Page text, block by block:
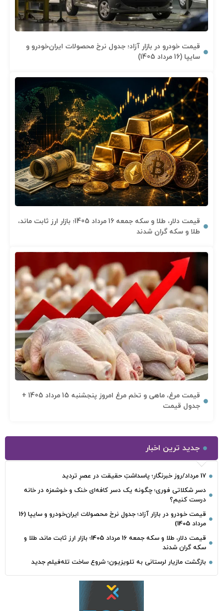
قیمت خودرو در بازار آزاد؛ جدول نرخ محصولات ایران‌خودرو و
سایپا (16 مرداد 1405)
قیمت دلار، طلا و سکه جمعه 16 مرداد 1405؛ بازار ارز ثابت ماند،
طلا و سکه گران شدند
قیمت مرغ، ماهی و تخم مرغ امروز پنجشنبه 15 مرداد 1405 +
جدول قیمت
جدید ترین اخبار
17 مرداد/روز خبرنگار؛ پاسداشتِ حقیقت در عصرِ تردید
دسر شکلاتی فوری؛ چگونه یک دسر کافه‌ای خنک و خوشمزه در خانه
درست کنیم؟
قیمت خودرو در بازار آزاد؛ جدول نرخ محصولات ایران‌خودرو و سایپا (16
مرداد 1405)
قیمت دلار، طلا و سکه جمعه 16 مرداد 1405؛ بازار ارز ثابت ماند، طلا و
سکه گران شدند
بازگشت مازیار لرستانی به تلویزیون؛ شروع ساخت تله‌فیلم جدید